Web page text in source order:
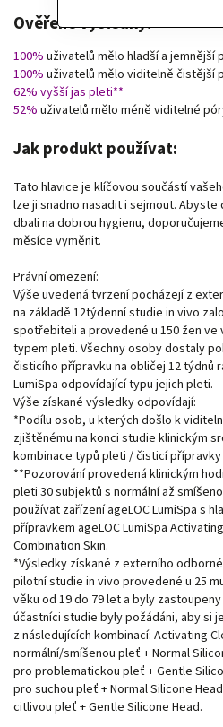
Ověřené výsledky:
100% uživatelů mělo hladší a jemnější
100% uživatelů mělo viditelně čistější
62% vyšší jas pleti**
52% uživatelů mělo méně viditelné
Jak produkt používat:
Tato hlavice je klíčovou součástí
lze ji snadno nasadit i sejmout.
dbali na dobrou hygienu,
měsíce vyměnit.
Právní omezení:
Výše uvedená tvrzení pocházejí z
na základě 12týdenní studie in vivo
spotřebiteli a provedené u 150 žen ve
typem pleti. Všechny osoby dostaly
čisticího přípravku na obličej 12 týdnů
LumiSpa odpovídající typu jejich pleti.
Výše získané výsledky odpovídají:
*Podílu osob, u kterých došlo k
zjištěnému na konci studie klinickým
kombinace typů pleti / čisticí přípravky
**Pozorování provedená klinickým
pleti 30 subjektů s normální až
používat zařízení ageLOC LumiSpa s
přípravkem ageLOC LumiSpa
Combination Skin.
*Výsledky získané z externího
pilotní studie in vivo provedené u 25
věku od 19 do 79 let a byly
účastníci studie byly požádáni, aby si
z následujících kombinací: Activating
normální/smíšenou pleť + Normal
pro problematickou pleť + Gentle
pro suchou pleť + Normal Silicone
citlivou pleť + Gentle Silicone Head.